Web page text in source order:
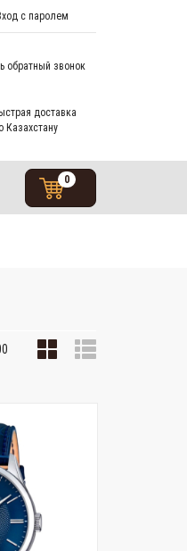
с паролем
обратный звонок
доставка
Казахстану
0